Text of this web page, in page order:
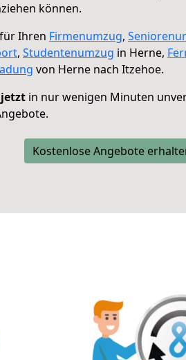
können.
Ihren Firmenumzug,
, Studentenumzug in Herne,
von Herne nach Itzehoe.
jetzt in nur wenigen Minuten
Kostenlose Angebote